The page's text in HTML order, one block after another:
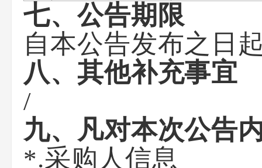
七、公告期限
自本公告发布之日
八、其他补充事宜
/
九、凡对本次公告
*.采购人信息